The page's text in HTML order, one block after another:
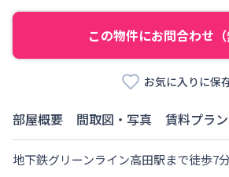
この物件にお問合わせ（
お気に入りに保
部屋概要 間取図・写真 賃料プラン
地下鉄グリーンライン高田駅まで徒歩7